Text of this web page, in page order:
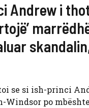
Andrew i
se si ish-princi
Windsor po